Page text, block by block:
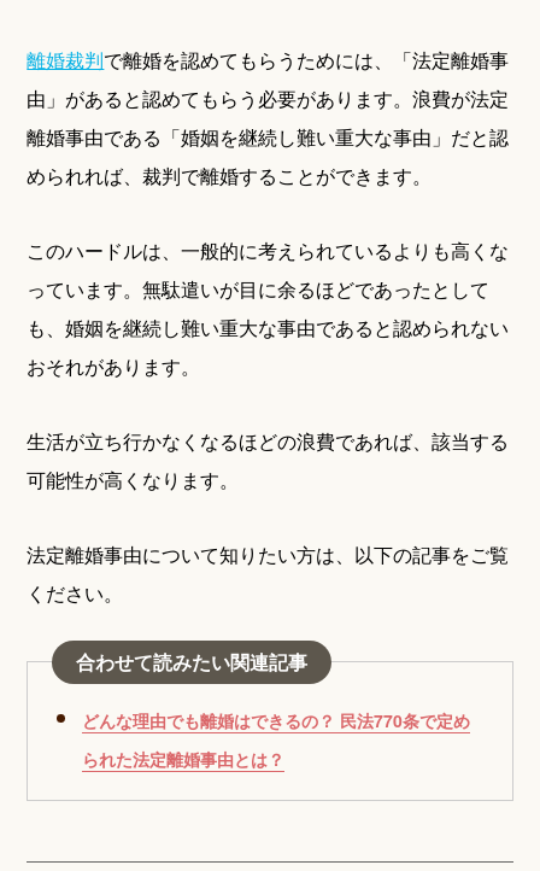
離婚裁判で離婚を認めてもらうためには、「法定離婚事
由」があると認めてもらう必要があります。浪費が法定
離婚事由である「婚姻を継続し難い重大な事由」だと認
められれば、裁判で離婚することができます。
このハードルは、一般的に考えられているよりも高くな
っています。無駄遣いが目に余るほどであったとして
も、婚姻を継続し難い重大な事由であると認められない
おそれがあります。
生活が立ち行かなくなるほどの浪費であれば、該当する
可能性が高くなります。
法定離婚事由について知りたい方は、以下の記事をご覧
ください。
合わせて読みたい関連記事
どんな理由でも離婚はできるの？ 民法770条で定め
られた法定離婚事由とは？